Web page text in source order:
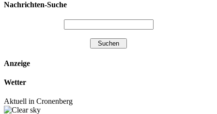
Nachrichten-Suche
Anzeige
Wetter
Aktuell in Cronenberg